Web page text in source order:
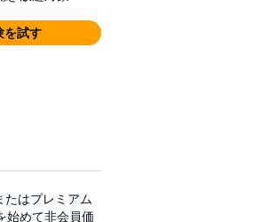
を試す
たはプレミアム
始めて非会員価